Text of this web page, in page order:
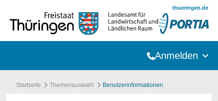
thueringen.de
Anmelden
Startseite Themenauswahl Benutzerinformationen